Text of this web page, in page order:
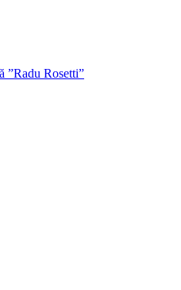
”Radu Rosetti”